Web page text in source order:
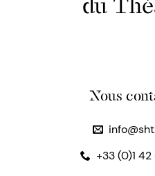
Nous
+33 (0)1